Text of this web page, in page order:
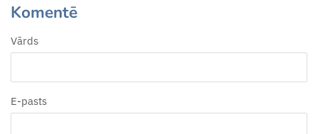
Komentē
Vārds
E-pasts